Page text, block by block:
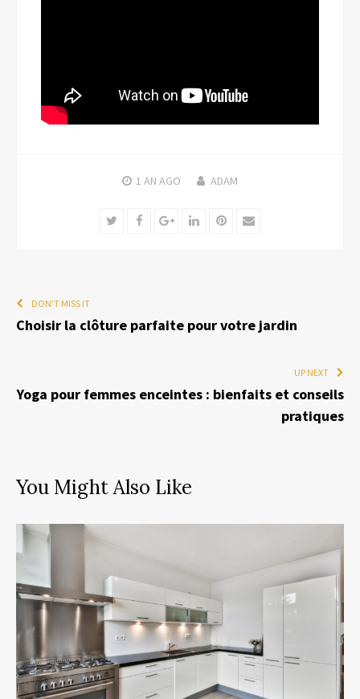
1 AN AGO ADAM
TwitterFacebookGoogle+LinkedInPinterest
Email
DON'T MISS IT
Choisir la clôture parfaite pour votre jardin
UP NEXT
Yoga pour femmes enceintes : bienfaits et conseils
pratiques
You Might Also Like